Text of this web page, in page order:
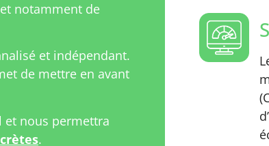
notamment de
et indépendant.
de mettre en avant
et nous permettra
.